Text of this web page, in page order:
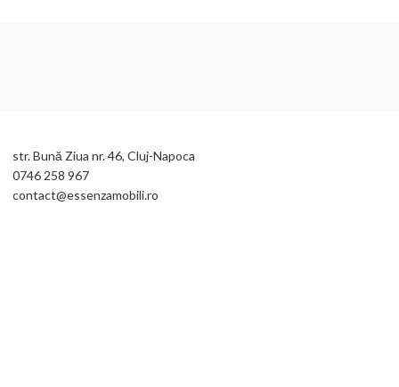
str. Bună Ziua nr. 46, Cluj-Napoca
0746 258 967
contact@essenzamobili.ro